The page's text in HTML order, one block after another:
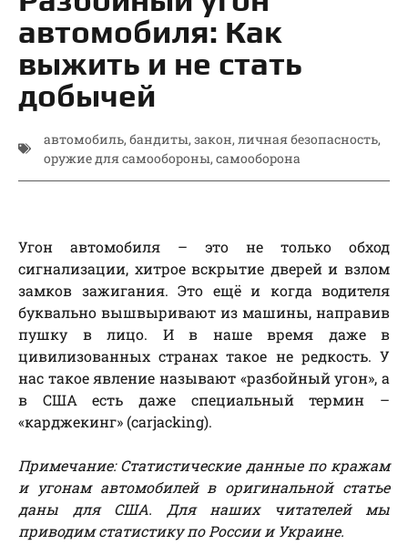
автомобиля: Как
выжить и не стать
добычей
автомобиль, бандиты, закон, личная безопасность,
оружие для самообороны, самооборона
Угон автомобиля – это не только обход
сигнализации, хитрое вскрытие дверей и взлом
замков зажигания. Это ещё и когда водителя
буквально вышвыривают из машины, направив
пушку в лицо. И в наше время даже в
цивилизованных странах такое не редкость. У
нас такое явление называют «разбойный угон», а
в США есть даже специальный термин –
«карджекинг» (carjacking).
Примечание: Статистические данные по кражам
и угонам автомобилей в оригинальной статье
даны для США. Для наших читателей мы
приводим статистику по России и Украине.